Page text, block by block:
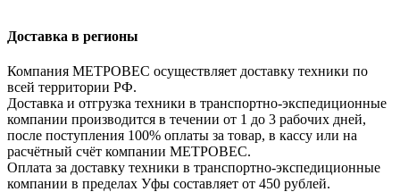
Доставка в регионы
Компания МЕТРОВЕС осуществляет доставку техники по
всей территории РФ.
Доставка и отгрузка техники в транспортно-экспедиционные
компании производится в течении от 1 до 3 рабочих дней,
после поступления 100% оплаты за товар, в кассу или на
расчётный счёт компании МЕТРОВЕС.
Оплата за доставку техники в транспортно-экспедиционные
компании в пределах Уфы составляет от 450 рублей.